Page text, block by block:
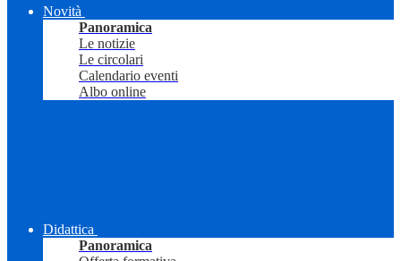
Novità
Panoramica
Le notizie
Le circolari
Calendario eventi
Albo online
Didattica
Panoramica